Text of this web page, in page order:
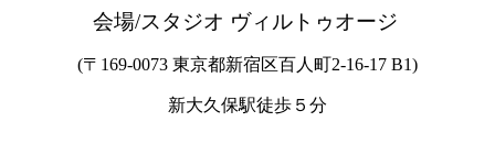
会場/スタジオ ヴィルトゥオージ
(〒169-0073 東京都新宿区百人町2-16-17 B1)
新大久保駅徒歩５分